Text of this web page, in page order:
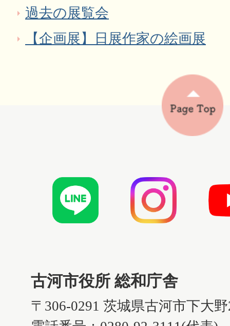
過去の展覧会
【企画展】日展作家の絵画展
古河市役所 総和庁舎
〒306-0291 茨城県古河市下大